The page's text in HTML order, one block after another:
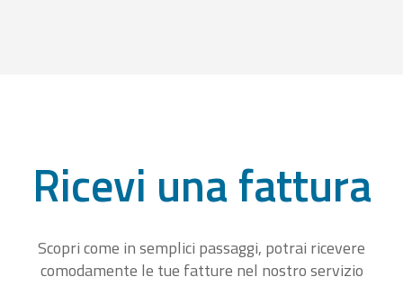
Ricevi una fattura
Scopri come in semplici passaggi, potrai ricevere
comodamente le tue fatture nel nostro servizio